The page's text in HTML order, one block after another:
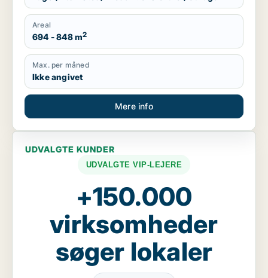
Areal
694 - 848 m2
Max. per måned
Ikke angivet
Mere info
UDVALGTE KUNDER
UDVALGTE VIP-LEJERE
+150.000
virksomheder
søger lokaler